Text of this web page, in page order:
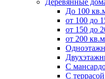
Деревянные
До 100
от 100 до
от 150 до
от 200 кв.м
С
С террасой